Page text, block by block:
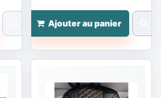
Ajouter au panier